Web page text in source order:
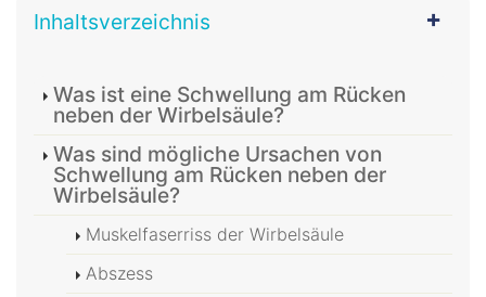
Inhaltsverzeichnis
Was ist eine Schwellung am Rücken
neben der Wirbelsäule?
Was sind mögliche Ursachen von
Schwellung am Rücken neben der
Wirbelsäule?
Muskelfaserriss der Wirbelsäule
Abszess